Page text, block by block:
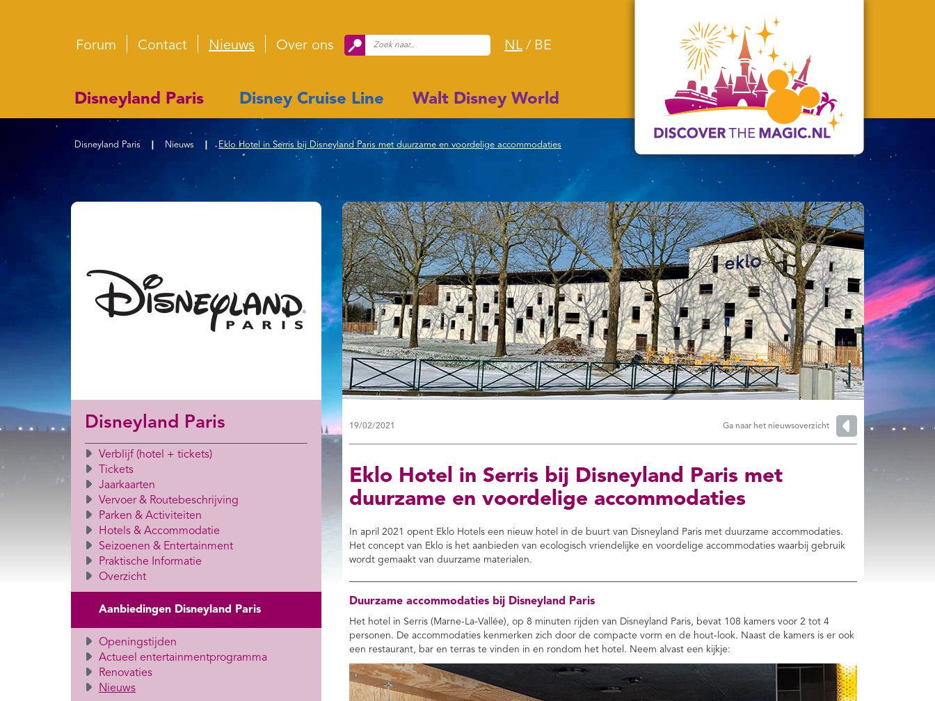
Forum Contact Nieuws Over ons NL / BE
Disneyland Paris Disney Cruise Line Walt Disney World
Disneyland Paris Nieuws Eklo Hotel in Serris bij Disneyland Paris met duurzame en voordelige accommodaties
Disneyland Paris
Verblijf (hotel + tickets)
Tickets
Jaarkaarten
Vervoer & Routebeschrijving
Parken & Activiteiten
Hotels & Accommodatie
Seizoenen & Entertainment
Praktische Informatie
Overzicht
Aanbiedingen Disneyland Paris
Openingstijden
Actueel entertainmentprogramma
Renovaties
Nieuws
19/02/2021 Ga naar het nieuwsoverzicht
Eklo Hotel in Serris bij Disneyland Paris met
duurzame en voordelige accommodaties
In april 2021 opent Eklo Hotels een nieuw hotel in de buurt van Disneyland Paris met duurzame accommodaties.
Het concept van Eklo is het aanbieden van ecologisch vriendelijke en voordelige accommodaties waarbij gebruik
wordt gemaakt van duurzame materialen.
Duurzame accommodaties bij Disneyland Paris
Het hotel in Serris (Marne-La-Vallée), op 8 minuten rijden van Disneyland Paris, bevat 108 kamers voor 2 tot 4
personen. De accommodaties kenmerken zich door de compacte vorm en de hout-look. Naast de kamers is er ook
een restaurant, bar en terras te vinden in en rondom het hotel. Neem alvast een kijkje: